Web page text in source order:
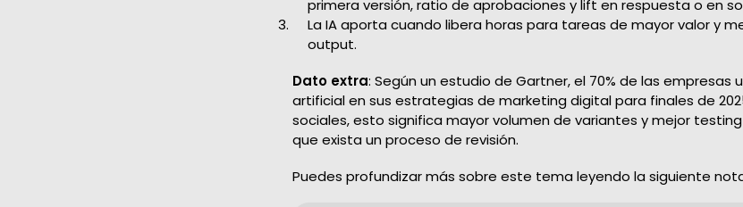
primera versión, ratio de aprobaciones y lift en respuesta o en
La IA aporta cuando libera horas para tareas de mayor valor y
output.
Dato extra: Según un estudio de Gartner, el 70% de las empresas
artificial en sus estrategias de marketing digital para finales de
sociales, esto significa mayor volumen de variantes y mejor
que exista un proceso de revisión.
Puedes profundizar más sobre este tema leyendo la siguiente